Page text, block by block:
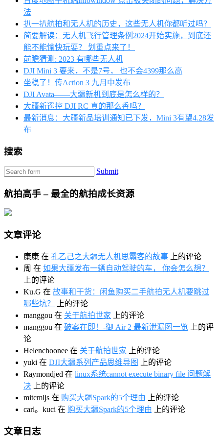
法
扒一扒航拍和无人机的历史，这些无人机你都听过吗？
简要解读：无人机飞行管理条例2024开始实施，到底还
能不能愉快玩耍？ 划重点来了！
前瞻猜测: 2023 有哪些无人机
DJI Mini 3 要来，不是7号， 也不会4399那么高
坐稳了！传Action 3 九月中发布
DJI Avata——大疆新机到底是怎么样的？
大疆新遥控 DJI RC 真的那么香吗？
最新消息：大疆新品培训通知已下发，Mini 3有望4.28发
布
搜索
Submit
航拍高手 – 最全的航拍成长资源
文章评论
康康 在 孔乙己之大疆无人机思霸客的故事 上的评论
周 在 如果大疆发布一辆自动驾驶的车， 你会怎么想？
上的评论
Ku.G 在 故事和干货：闲鱼购买二手航拍无人机要跳过
哪些坑？
上的评论
manggou 在 关于航拍世家 上的评论
manggou 在 破案在即！-御 Air 2 最新泄漏图一览 上的评
论
Helenchoonee 在 关于航拍世家 上的评论
yuki 在 DJI大疆系列产品思维导图
上的评论
Raymondjed 在 linux系统cannot execute binary file 问题解
决 上的评论
mitcmljs 在 购买大疆Spark的5个理由 上的评论
carl。kuci 在 购买大疆Spark的5个理由 上的评论
文章日志